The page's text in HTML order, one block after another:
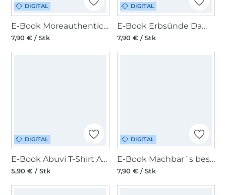
DIGITAL
E-Book Moreauthentic Bluse Delilah
7,90 € / Stk
DIGITAL
E-Book Erbsünde Damen Bluse / Kleid / Tunika Lantana
7,90 € / Stk
DIGITAL
E-Book Abuvi T-Shirt Ahorn
5,90 € / Stk
DIGITAL
E-Book Machbar´s beste Schnitte Hoodie "Pull & Over"
7,90 € / Stk